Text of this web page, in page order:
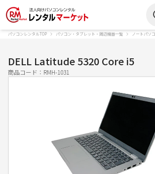
商品カテゴリー
Mac
Wi-Fiルー
液晶ディ
050-3135-2199
受付時間 9：00〜17：30（土日祝休）
お問い合わせ
パソコンレンタルTOP パソコン・タブレット・周辺機器一覧 ノートパソ
DELL Latitude 5320 Core i5
商品コード： RMH-1031